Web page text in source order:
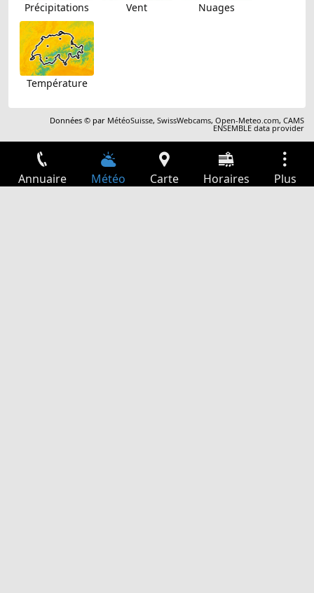
Précipitations Vent Nuages
Température
Données © par MétéoSuisse,SwissWebcams,Open-Meteo.com,CAMS
ENSEMBLE data provider
Annuaire Météo Carte Horaires Plus